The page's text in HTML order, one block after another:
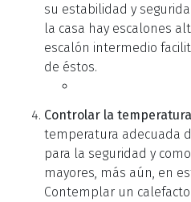
su estabilidad y
la casa hay escalones
escalón intermedio
de éstos.
Controlar la
temperatura adecuada
para la seguridad y
mayores, más aún, en
Contemplar un